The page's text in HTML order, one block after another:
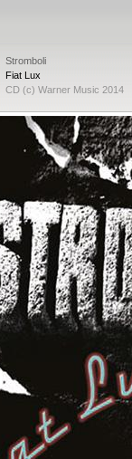
Stromboli
Fiat Lux
CD (c) Warner Music 2014